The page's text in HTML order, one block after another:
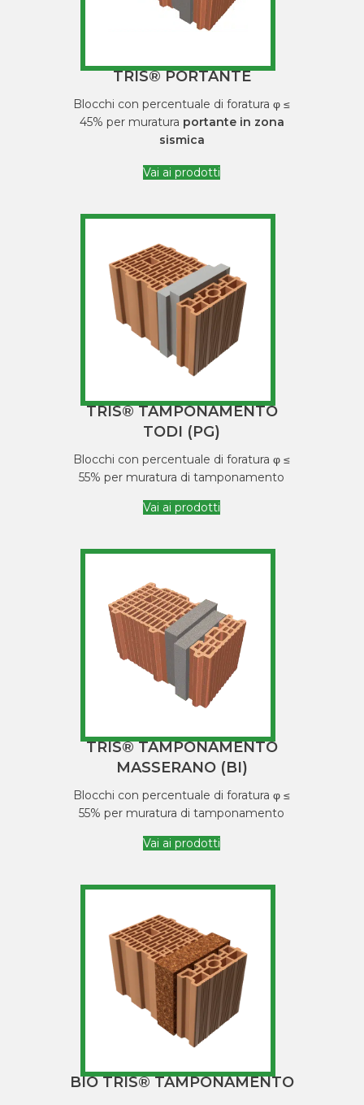
TRIS® PORTANTE
Blocchi con percentuale di foratura φ ≤
45% per muratura portante in zona
sismica
Vai ai prodotti
TRIS® TAMPONAMENTO
TODI (PG)
Blocchi con percentuale di foratura φ ≤
55% per muratura di tamponamento
Vai ai prodotti
TRIS® TAMPONAMENTO
MASSERANO (BI)
Blocchi con percentuale di foratura φ ≤
55% per muratura di tamponamento
Vai ai prodotti
BIO TRIS® TAMPONAMENTO